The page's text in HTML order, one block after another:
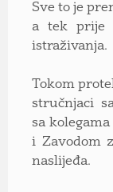
Sve to je
a tek prije
istraživanja.
Tokom
stručnjaci
sa
i Zavodom
naslijeđa.